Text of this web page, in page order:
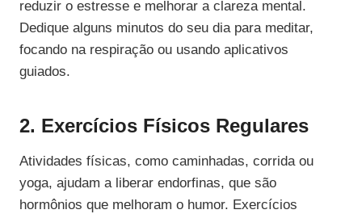
reduzir o estresse e melhorar a clareza mental.
Dedique alguns minutos do seu dia para meditar,
focando na respiração ou usando aplicativos
guiados.
2. Exercícios Físicos Regulares
Atividades físicas, como caminhadas, corrida ou
yoga, ajudam a liberar endorfinas, que são
hormônios que melhoram o humor. Exercícios